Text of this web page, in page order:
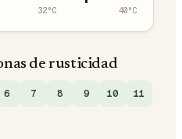
32°C 40°C
de rusticidad
6 7 8 9 10 11